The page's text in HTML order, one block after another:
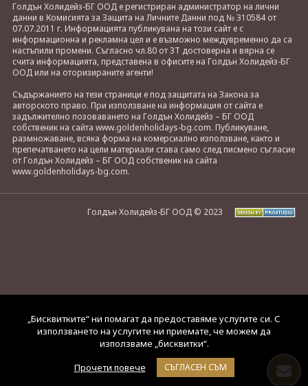
Голдън Холидейз-БГ ООД е регистриран администратор на лични
данни в Комисията за Защита на Личните Данни под № 310584 от
07.07.2011 г. Информацията публикувана на този сайт е с
информационна и рекламна цел и е възможно междувременно да са
настъпили промени. Съгласно чл.80 от ЗТ достоверна и вярна се
счита информацията, представена в офисите на Голдън Холидейз-БГ
ООД или на оторизираните агенти!
Съдържанието на тези страници е под защитата на Закона за
авторското право. При използване на информация от сайта е
задължително позоваването на Голдън Холидейз – БГ ООД
собственик на сайта www.goldenholidays-bg.com. Публикуване,
размножаване, всяка форма на комерсиално използване, както и
препечатването на цели материали става само след писмено съгласие
от Голдън Холидейз – БГ ООД собственик на сайта
www.goldenholidays-bg.com.
Голдън Холидейз-БГ ООД © 2023
„Бисквитките“ ни помагат да предоставяме услугите си. С
използването на услугите ни приемате, че можем да
използваме „бисквитки“.
Прочети повече
СЪГЛАСЕН СЪМ